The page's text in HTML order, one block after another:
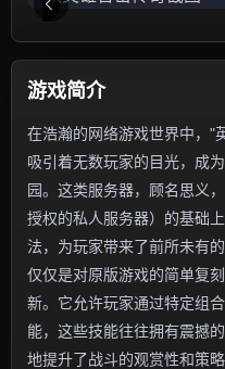
游戏简介
在浩瀚的网络游戏世界中，"
吸引着无数玩家的目光，成
园。这类服务器，顾名思义
授权的私人服务器）的基础
法，为玩家带来了前所未有
仅仅是对原版游戏的简单复
新。它允许玩家通过特定组
能，这些技能往往拥有震撼
地提升了战斗的观赏性和策